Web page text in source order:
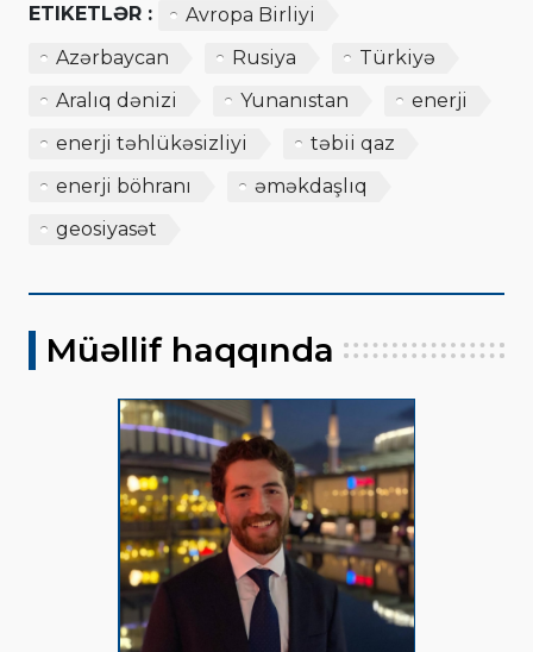
ETIKETLƏR :
Avropa Birliyi
Azərbaycan
Rusiya
Türkiyə
Aralıq dənizi
Yunanıstan
enerji
enerji təhlükəsizliyi
təbii qaz
enerji böhranı
əməkdaşlıq
geosiyasət
Müəllif haqqında